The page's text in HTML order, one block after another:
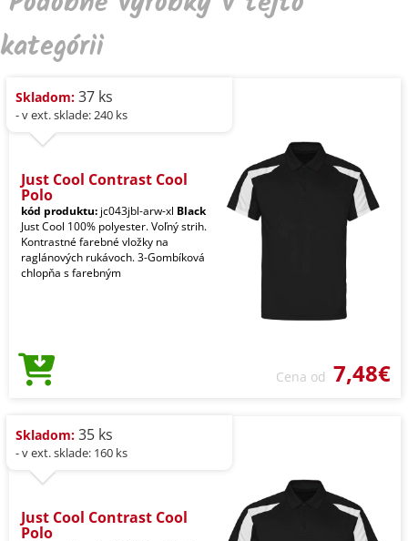
kategórii
Skladom: 37 ks
- v ext. sklade: 240 ks
Just Cool Contrast Cool
Polo
kód produktu: jc043jbl-arw-xl Black
Just Cool 100% polyester. Voľný strih.
Kontrastné farebné vložky na
raglánových rukávoch. 3-Gombíková
chlopňa s farebným
Cena od 7,48€
Skladom: 35 ks
- v ext. sklade: 160 ks
Just Cool Contrast Cool
Polo